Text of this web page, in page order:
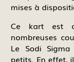
mises à
Ce kart est
nombreuses
Le Sodi
petits. En effet,